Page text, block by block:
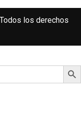
los derechos
Botón